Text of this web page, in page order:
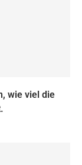
wie viel die